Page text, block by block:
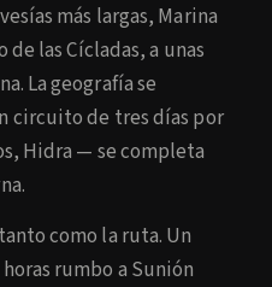
más largas, Marina
de las Cícladas, a unas
La geografía se
circuito de tres días por
Hidra — se completa
como la ruta. Un
rumbo a Sunión